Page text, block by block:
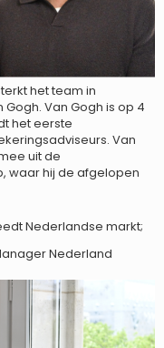
het team in
Van Gogh is op 4
het eerste
Van
uit de
waar hij de afgelopen
Nederlandse markt;
Nederland